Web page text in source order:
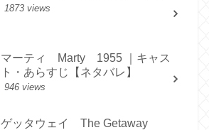
1873 views
マーティ Marty 1955 ｜キャス
ト・あらすじ【ネタバレ】
946 views
ゲッタウェイ The Getaway